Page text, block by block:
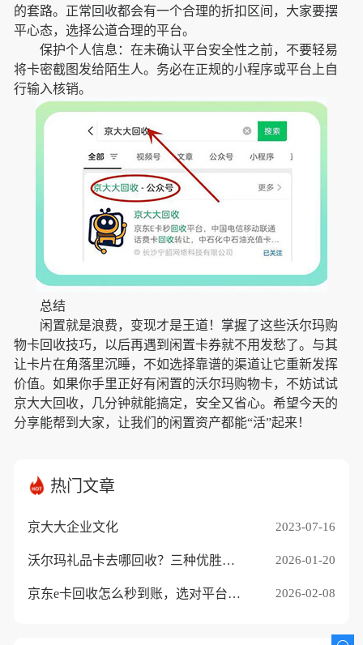
的套路。正常回收都会有一个合理的折扣区间，大家要摆
平心态，选择公道合理的平台。
保护个人信息：在未确认平台安全性之前，不要轻易
将卡密截图发给陌生人。务必在正规的小程序或平台上自
行输入核销。
总结
闲置就是浪费，变现才是王道！掌握了这些沃尔玛购
物卡回收技巧，以后再遇到闲置卡券就不用发愁了。与其
让卡片在角落里沉睡，不如选择靠谱的渠道让它重新发挥
价值。如果你手里正好有闲置的沃尔玛购物卡，不妨试试
京大大回收，几分钟就能搞定，安全又省心。希望今天的
分享能帮到大家，让我们的闲置资产都能“活”起来！
热门文章
京大大企业文化 2023-07-16
沃尔玛礼品卡去哪回收？三种优胜途径推荐 2026-01-20
京东e卡回收怎么秒到账，选对平台是关键 2026-02-08